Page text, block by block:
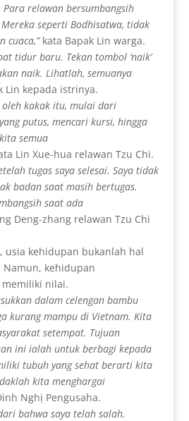
relawan bersumbangsih
seperti Bodhisatwa, tidak
cuaca,”kata Bapak Lin warga.
tidur baru. Tekan tombol ‘naik’
naik. Lihatlah, semuanya
Lin kepada istrinya.
oleh kakak itu, mulai dari
putus, mencari kursi, hingga
semua
Lin Xue-hua relawan Tzu Chi.
tugas saya selesai. Saya tidak
badan saat masih bertugas.
saat ada
Deng-zhang relawan Tzu Chi
usia kehidupan bukanlah hal
kehidupan
nilai.
dalam celengan bambu
kurang mampu di Vietnam. Kita
setempat. Tujuan
ini ialah untuk berbagi kepada
tubuh yang sehat berarti kita
kita menghargai
Nghị Pengusaha.
bahwa saya telah salah.